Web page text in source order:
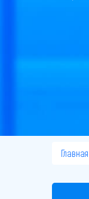
Главная